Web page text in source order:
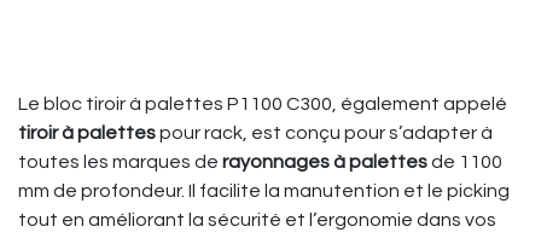
Le bloc tiroir à palettes P1100 C300, également appelé
tiroir à palettespour rack, est conçu pour s’adapter à
toutes les marques de rayonnages à palettesde 1100
mm de profondeur. Il facilite la manutention et le picking
tout en améliorant la sécurité et l’ergonomie dans vos